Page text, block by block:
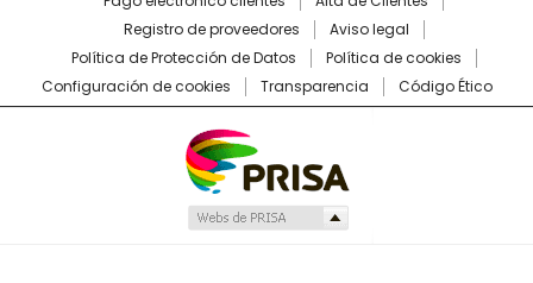
Registro de proveedores
Aviso legal
Política de Protección de Datos
Política de cookies
Configuración de cookies
Transparencia Código Ético